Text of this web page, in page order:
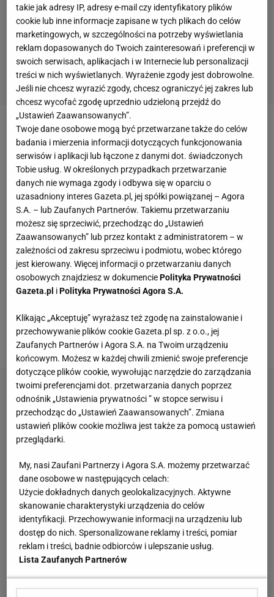
Szlagierem ćwierćfinałów będzie kolejny pojedynek
Chelsea Londynz Liverpoolem. Oba zespoły
spotkają się w fazie pucharowejLidze Mistrzów
trzeci raz w ostatnich pięciu latach. Rok temu lepsi
byli londyńczycy. Dwa i cztery lata temu Liverpool.
Po losowaniu Ligi Mistrzów: Man Utd już w finale?
Z faworytów LM najlepiej trafił Manchester Unuted.
Obrońcy tytułu spotkają się z Porto. Barcelonę czeka
spotkanie z Bayernem Monachium. Katalończycy
ćwierćfinalei ewentualnym półfinale drugiemecze
będą grali na wyjeździe.
takie jak adresy IP, adresy e-mail czy identyfikatory plików
cookie lub inne informacje zapisane w tych plikach do celów
marketingowych, w szczególności na potrzeby wyświetlania
reklam dopasowanych do Twoich zainteresowań i preferencji w
swoich serwisach, aplikacjach i w Internecie lub personalizacji
treści w nich wyświetlanych. Wyrażenie zgody jest dobrowolne.
Jeśli nie chcesz wyrazić zgody, chcesz ograniczyć jej zakres lub
chcesz wycofać zgodę uprzednio udzieloną przejdź do
„Ustawień Zaawansowanych”.
Twoje dane osobowe mogą być przetwarzane także do celów
badania i mierzenia informacji dotyczących funkcjonowania
serwisów i aplikacji lub łączone z danymi dot. świadczonych
Tobie usług. W określonych przypadkach przetwarzanie
danych nie wymaga zgody i odbywa się w oparciu o
uzasadniony interes Gazeta.pl, jej spółki powiązanej – Agora
S.A. – lub Zaufanych Partnerów. Takiemu przetwarzaniu
możesz się sprzeciwić, przechodząc do „Ustawień
Zaawansowanych” lub przez kontakt z administratorem – w
zależności od zakresu sprzeciwu i podmiotu, wobec którego
jest kierowany. Więcej informacji o przetwarzaniu danych
osobowych znajdziesz w dokumenciePolityka Prywatności
Gazeta.pl iPolityka Prywatności Agora S.A.
Klikając „Akceptuję” wyrażasz też zgodę na zainstalowanie i
przechowywanie plików cookie Gazeta.pl sp. z o.o., jej
Zaufanych Partnerów i Agora S.A. na Twoim urządzeniu
końcowym. Możesz w każdej chwili zmienić swoje preferencje
dotyczące plików cookie, wywołując narzędzie do zarządzania
twoimi preferencjami dot. przetwarzania danych poprzez
odnośnik „Ustawienia prywatności ” w stopce serwisu i
przechodząc do „Ustawień Zaawansowanych”. Zmiana
ustawień plików cookie możliwa jest także za pomocą ustawień
przeglądarki.
My, nasi Zaufani Partnerzy i Agora S.A. możemy przetwarzać
dane osobowe w następujących celach:
Użycie dokładnych danych geolokalizacyjnych. Aktywne
skanowanie charakterystyki urządzenia do celów
identyfikacji. Przechowywanie informacji na urządzeniu lub
dostęp do nich. Spersonalizowane reklamy i treści, pomiar
reklam i treści, badnie odbiorców i ulepszanie usług.
Lista Zaufanych Partnerów